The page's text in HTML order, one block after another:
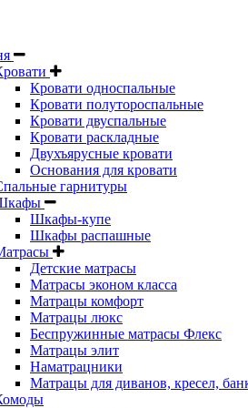
Кровати односпальные
Кровати полутороспальные
Кровати двуспальные
Кровати раскладные
Двухъярусные кровати
Основания для кровати
гарнитуры
Шкафы-купе
Шкафы распашные
Детские матрасы
Матрасы эконом класса
Матрацы комфорт
Матрацы люкс
Беспружинные матрасы Флекс
Матрацы элит
Наматрацники
Матрацы для диванов, кресел,